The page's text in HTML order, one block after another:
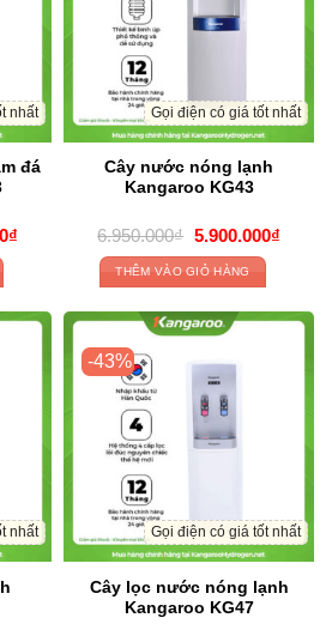
nhất
đá
₫Giá
Gọi điện có giá tốt nhất
Cây nước nóng lạnh
Kangaroo KG43
6.950.000₫ Giá
gốc
là:
6.950.000₫.
5.900.000₫Giá
THÊM VÀO GIỎ HÀNG
nhất
-43%
Gọi điện có giá tốt nhất
Cây lọc nước nóng lạnh
Kangaroo KG47